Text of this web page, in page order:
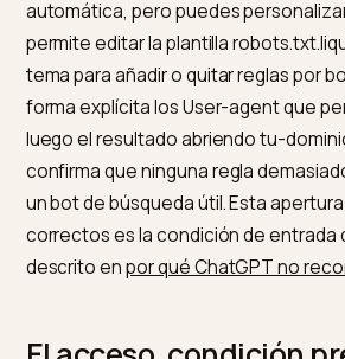
búsqueda. Como recuerda una
robots.txt en 2026 ya no es un
vez y olvidas, sino una política
docena de bots de varias
nivel de servidor para los que
Conviene declarar de forma
categoría por categoría.
Cómo editar